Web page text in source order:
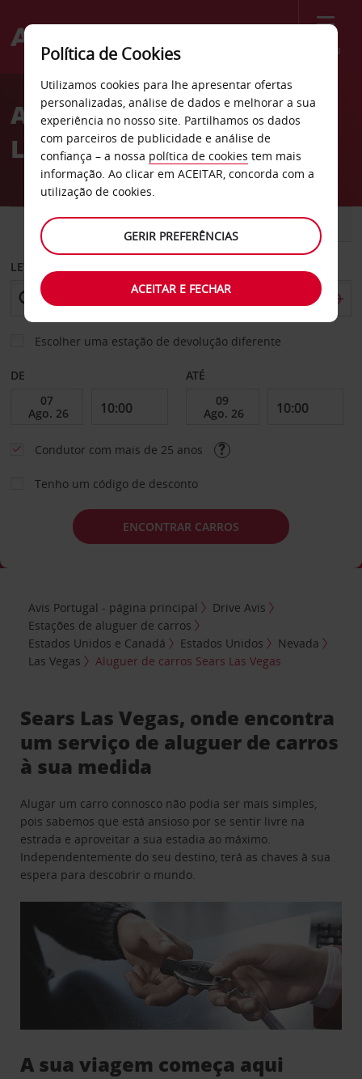
Menu
Welcome
AvisAluguer de carros Sears
Las Vegas
CARRO COMERCIAIS
LEVANTAR EM
Escolher uma estação de devolução diferente
DE ATÉ
Condutor com mais de 25 anos
Tenho um código de desconto
ENCONTRAR CARROS
Avis Portugal - página principal
Drive Avis
Estações de aluguer de carros
Estados Unidos e Canadá
Estados Unidos
Nevada
Las Vegas
Aluguer de carros Sears Las Vegas
Sears Las Vegas, onde encontra
um serviço de aluguer de carros
à sua medida
Alugar um carro connosco não podia ser mais simples,
pois sabemos que está ansioso por se sentir livre na
estrada e aproveitar a sua estadia ao máximo.
Independentemente do seu destino, terá as chaves à sua
espera para descobrir o mundo.
A sua viagem começa aqui
Política de Cookies
Utilizamos cookies para lhe apresentar ofertas
personalizadas, análise de dados e melhorar a sua
experiência no nosso site. Partilhamos os dados
com parceiros de publicidade e análise de
confiança – a nossa política de cookies tem mais
informação. Ao clicar em ACEITAR, concorda com a
utilização de cookies.
GERIR PREFERÊNCIAS
ACEITAR E FECHAR